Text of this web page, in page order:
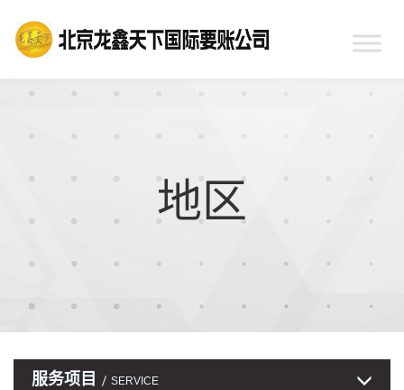
地区
服务项目 SERVICE